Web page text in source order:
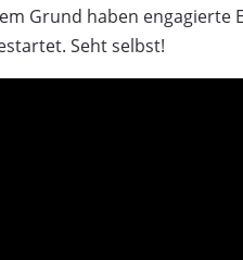
Grund haben
Seht selbst!